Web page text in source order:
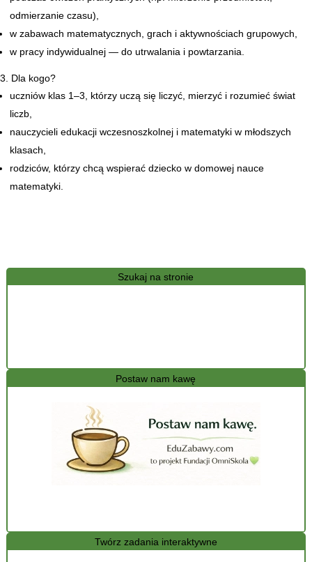
Szukaj na stronie
Postaw nam kawę
Twórz zadania interaktywne
odmierzanie czasu),
w zabawach matematycznych, grach i aktywnościach grupowych,
w pracy indywidualnej — do utrwalania i powtarzania.
3. Dla kogo?
uczniów klas 1–3, którzy uczą się liczyć, mierzyć i rozumieć świat
liczb,
nauczycieli edukacji wczesnoszkolnej i matematyki w młodszych
klasach,
rodziców, którzy chcą wspierać dziecko w domowej nauce
matematyki.